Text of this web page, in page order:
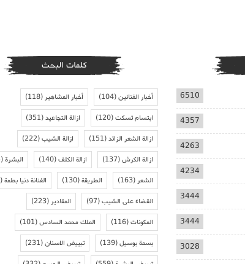
6510
4357
4263
4234
3444
3444
3028
كلمات البحث
أخبار الفنانين(104) أخبار المشاهير(118)
ابتسام تسكت(120) ازالة التجاعيد(351)
ازالة الشعر الزائد(151) ازالة الشيب(222)
ازالة الكرش(137) ازالة الكلف(140) البشرة(194)
الشعر(163) الطريقة(130) الفنانة دنيا بطمة(142)
القضاء على الشيب(97) المقادير(223)
المكونات(116) الملك محمد السادس(101)
بسمة بوسيل(139) تبييض الاسنان(231)